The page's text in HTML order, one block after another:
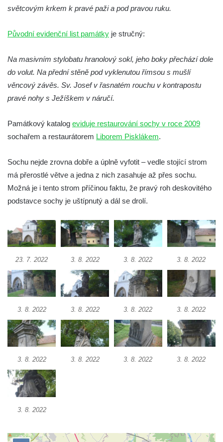
Sochy brouků u Mlýnské stoky v Českých
Socha svatého Zachariáše na nádvoří
kláštera dominikánů v Českých
Socha svatého Josefa na nádvoří kláštera
dominikánů v Českých Budějovicích
dominikánů v Českých Budějovicích
Socha svatého Dominika na nádvoří
kláštera dominikánů v Českých
Budějovicích
Sousoší Kalvárie před klášterem
dominikánů u Piaristického náměstí v
Českých Budějovicích
Socha svatého Václava u pramene v
Semilech
Pamětní deska Tomáše Garrigue Masaryka
na radnici v Českých Budějovicích
Pamětní deska na biskupské rezidenci v
Českých Budějovicích
biskupské rezidenci v Českých
Budějovicích
Socha žáby u rybníčku na Náměstí v
Újezd a Krauchthal v parku na Náměstí v
světcovým krkem k pravé paži a pod pravou ruku.
Původní evidenční list památky je stručný:
Na masivním stylobatu hranolový sokl, jeho boky přechází dole
do volut. Na přední stěně pod vyklenutou římsou s mušlí
věncový závěs. Sv. Josef v řasnatém rouchu v kontrapostu
pravé nohy s Ježíškem v náručí.
Památkový katalog eviduje restaurování sochy v roce 2009
sochařem a restaurátorem Liborem Pisklákem.
Sochu nejde zrovna dobře a úplně vyfotit – vedle stojící strom
má přerostlé větve a jedna z nich zasahuje až přes sochu.
Možná je i tento strom příčinou faktu, že pravý roh deskovitého
podstavce sochy je uštípnutý a dál se drolí.
23. 7. 2022 3. 8. 2022 3. 8. 2022 3. 8. 2022
3. 8. 2022 3. 8. 2022 3. 8. 2022 3. 8. 2022
3. 8. 2022 3. 8. 2022 3. 8. 2022 3. 8. 2022
3. 8. 2022